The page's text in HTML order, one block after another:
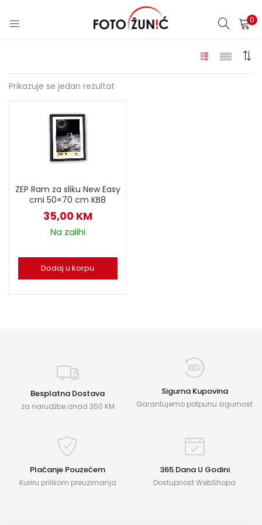
0
Prikazuje se jedan rezultat
ZEP Ram za sliku New Easy
crni 50×70 cm KB8
35,00 KM
Na zalihi
Dodaj u korpu
Besplatna Dostava
za narudžbe iznad 350 KM
Sigurna Kupovina
Garantujemo potpunu sigurnost
Plaćanje Pouzećem
Kuriru prilikom preuzimanja
365 Dana U Godini
Dostupnost WebShopa